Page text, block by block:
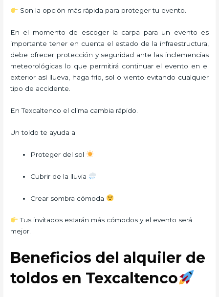
Son la opción más rápida para proteger tu evento.
En el momento de escoger la carpa para un evento es
importante tener en cuenta el estado de la infraestructura,
debe ofrecer protección y seguridad ante las inclemencias
meteorológicas lo que permitirá continuar el evento en el
exterior así llueva, haga frío, sol o viento evitando cualquier
tipo de accidente.
En Texcaltenco el clima cambia rápido.
Un toldo te ayuda a:
Proteger del sol
Cubrir de la lluvia
Crear sombra cómoda
Tus invitados estarán más cómodos y el evento será
mejor.
Beneficios del alquiler de
toldos en Texcaltenco